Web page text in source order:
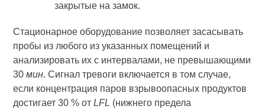
закрытые на замок.
Стационарное оборудование позволяет засасывать
пробы из любого из указанных помещений и
анализировать их с интервалами, не превышающими
30мин. Сигнал тревоги включается в том случае,
если концентрация паров взрывоопасных продуктов
достигает 30 % отLFL (нижнего предела